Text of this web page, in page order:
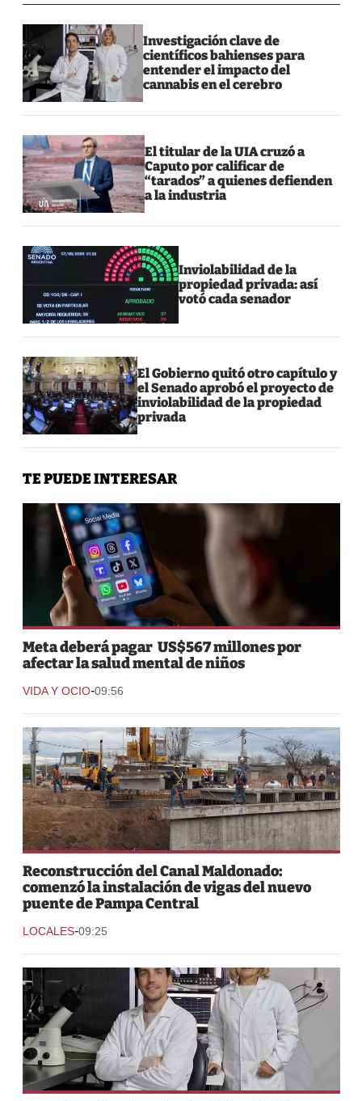
Investigación clave de
científicos bahienses para
entender el impacto del
cannabis en el cerebro
El titular de la UIA cruzó a
Caputo por calificar de
“tarados” a quienes defienden
a la industria
Inviolabilidad de la
propiedad privada: así
votó cada senador
El Gobierno quitó otro capítulo y
el Senado aprobó el proyecto de
inviolabilidad de la propiedad
privada
TE PUEDE INTERESAR
Meta deberá pagar US$567 millones por
afectar la salud mental de niños
VIDA Y OCIO-09:56
Reconstrucción del Canal Maldonado:
comenzó la instalación de vigas del nuevo
puente de Pampa Central
LOCALES-09:25